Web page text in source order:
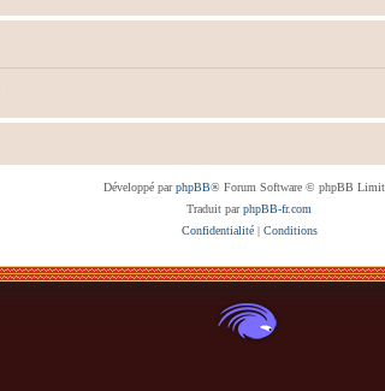
Développé parphpBB® Forum Software © phpBB
Traduit parphpBB-fr.com
Confidentialité| Conditions